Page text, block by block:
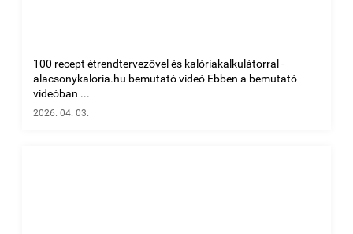
100 recept étrendtervezővel és kalóriakalkulátorral -
alacsonykaloria.hu bemutató videó Ebben a bemutató
videóban ...
2026. 04. 03.